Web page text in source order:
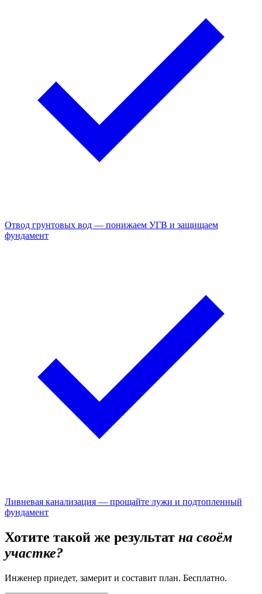
Отвод грунтовых вод — понижаем УГВ и защищаем
фундамент
Ливневая канализация — прощайте лужи и подтопленный
фундамент
Хотите такой же результат на своём
участке?
Инженер приедет, замерит и составит план. Бесплатно.